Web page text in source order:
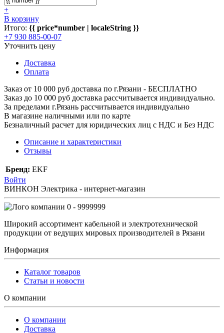
+
В корзину
Итого: {{ price*number | localeString }}
+7 930 885-00-07
Уточнить цену
Доставка
Оплата
Заказ от 10 000 руб доставка по г.Рязани - БЕСПЛАТНО
Заказ до 10 000 руб доставка рассчитывается индивидуально.
За пределами г.Рязань рассчитывается индивидуально
В магазине наличными или по карте
Безналичный расчет для юридических лиц с НДС и Без НДС
Описание и характеристики
Отзывы
Бренд: EKF
Войти
ВИНКОН Электрика - интернет-магазин
0 - 9999999
Широкий ассортимент кабельной и электротехнической
продукции от ведущих мировых производителей в Рязани
Информация
Каталог товаров
Статьи и новости
О компании
О компании
Доставка